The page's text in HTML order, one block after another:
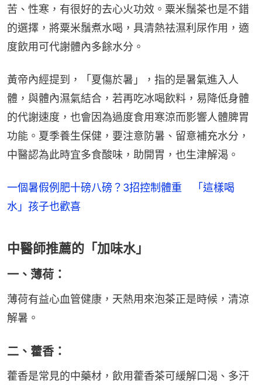
苦、性寒，有很好的去心火功效。粟米鬚茶也是不錯
的選擇，將粟米鬚煮水喝，具清熱祛濕利尿作用，適
度飲用可代謝體內多餘水分。
黃帝內經提到，「夏傷於暑」，指的是暑氣進入人
體，與體內濕氣結合，若再吃冰喝飲料，易降低身體
的代謝速度，也會因為過度食用寒涼而影響人體脾胃
功能。夏季養生保健，要注意防暑、留意補充水分，
中醫認為此時宜多食酸味，助開胃，也生津解渴。
一個暑假例肥十磅八磅？3招控制體重 「這樣喝
水」孩子也歡喜
中醫師推薦的「加味水」
一、薄荷：
薄荷有益心血管健康，天熱用來泡茶正是時候，清涼
解暑。
二、藿香：
藿香是常見的中藥材，飲用藿香茶可緩解口渴、多汗